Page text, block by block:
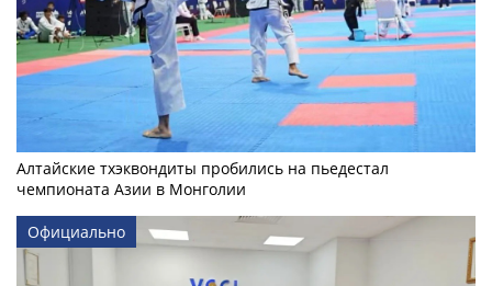
Алтайские тхэквондиты пробились на пьедестал
чемпионата Азии в Монголии
Официально